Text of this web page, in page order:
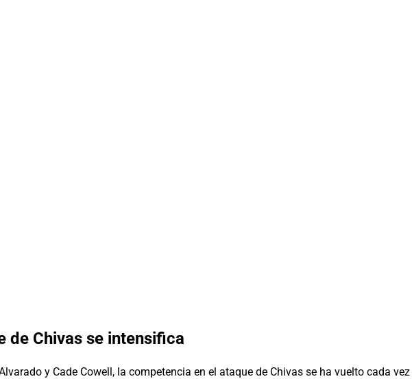
de Chivas se intensifica
y Cade Cowell, la competencia en el ataque de Chivas se ha vuelto cada